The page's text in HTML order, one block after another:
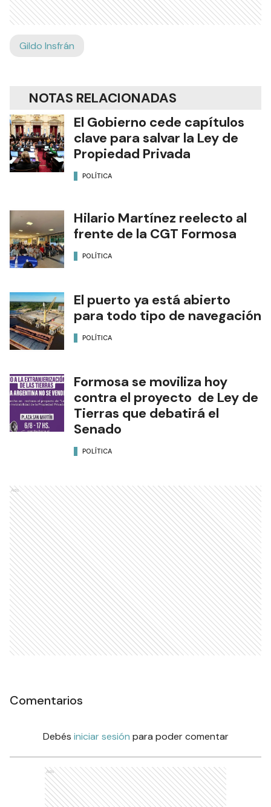
Gildo Insfrán
NOTAS RELACIONADAS
El Gobierno cede capítulos
clave para salvar la Ley de
Propiedad Privada
POLÍTICA
Hilario Martínez reelecto al
frente de la CGT Formosa
POLÍTICA
El puerto ya está abierto
para todo tipo de navegación
POLÍTICA
Formosa se moviliza hoy
contra el proyecto de Ley de
Tierras que debatirá el
Senado
POLÍTICA
Ads
Comentarios
Debés iniciar sesión para poder comentar
Ads